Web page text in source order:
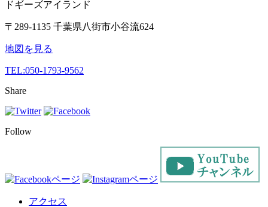
ドギーズアイランド
〒289-1135 千葉県八街市小谷流624
地図を見る
TEL:050-1793-9562
Share
Follow
アクセス